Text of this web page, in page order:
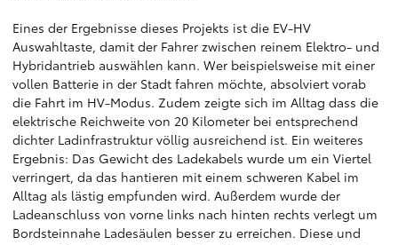
Eines der Ergebnisse dieses Projekts ist die EV-HV
Auswahltaste, damit der Fahrer zwischen reinem Elektro- und
Hybridantrieb auswählen kann. Wer beispielsweise mit einer
vollen Batterie in der Stadt fahren möchte, absolviert vorab
die Fahrt im HV-Modus. Zudem zeigte sich im Alltag dass die
elektrische Reichweite von 20 Kilometer bei entsprechend
dichter Ladinfrastruktur völlig ausreichend ist. Ein weiteres
Ergebnis: Das Gewicht des Ladekabels wurde um ein Viertel
verringert, da das hantieren mit einem schweren Kabel im
Alltag als lästig empfunden wird. Außerdem wurde der
Ladeanschluss von vorne links nach hinten rechts verlegt um
Bordsteinnahe Ladesäulen besser zu erreichen. Diese und